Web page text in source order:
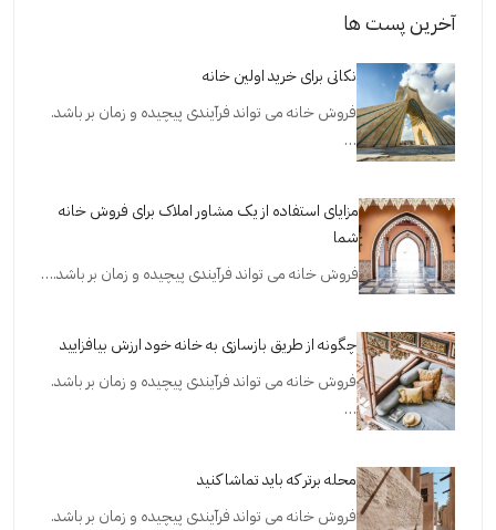
آخرین پست ها
نکاتی برای خرید اولین خانه
فروش خانه می تواند فرآیندی پیچیده و زمان بر باشد.
…
مزایای استفاده از یک مشاور املاک برای فروش خانه
شما
فروش خانه می تواند فرآیندی پیچیده و زمان بر باشد.…
چگونه از طریق بازسازی به خانه خود ارزش بیافزایید
فروش خانه می تواند فرآیندی پیچیده و زمان بر باشد.
…
محله برتر که باید تماشا کنید
فروش خانه می تواند فرآیندی پیچیده و زمان بر باشد.